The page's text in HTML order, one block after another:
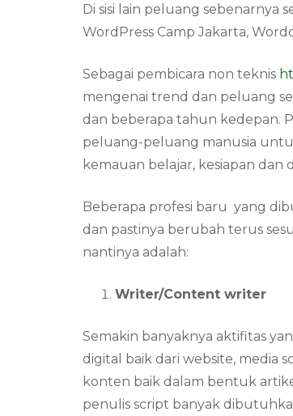
Di sisi lain peluang sebenarnya
WordPress Camp Jakarta,
Sebagai pembicara non teknis
mengenai trend dan peluang
dan beberapa tahun kedepan.
peluang-peluang manusia
kemauan belajar, kesiapan dan
Beberapa profesi baru yang
dan pastinya berubah terus
nantinya adalah:
Writer/Content writer
Semakin banyaknya aktifitas
digital baik dari website, media
konten baik dalam bentuk
penulis script banyak